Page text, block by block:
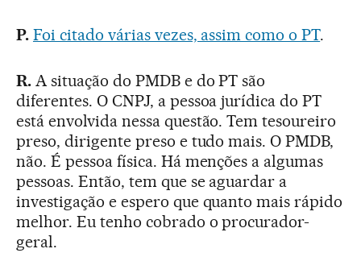
P. Foi citado várias vezes, assim como o PT.
R. A situação do PMDB e do PT são
diferentes. O CNPJ, a pessoa jurídica do PT
está envolvida nessa questão. Tem tesoureiro
preso, dirigente preso e tudo mais. O PMDB,
não. É pessoa física. Há menções a algumas
pessoas. Então, tem que se aguardar a
investigação e espero que quanto mais rápido
melhor. Eu tenho cobrado o procurador-
geral.